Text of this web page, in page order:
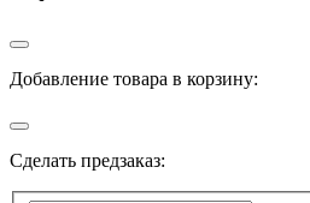
Добавление товара в корзину:
Сделать предзаказ: